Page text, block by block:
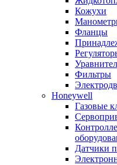
Кожухи
Фланцы
Фильтры
Honeywell
Газовые
Датчики